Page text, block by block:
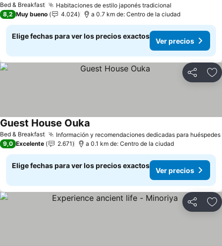
Bed & Breakfast Habitaciones de estilo japonés tradicional
8,2 Muy bueno 4.024 a 0.7 km de: Centro de la ciudad
Elige fechas para ver los precios exactos
Ver precios
Compartir
Bed & Breakfast Información y recomendaciones dedicadas para huéspedes
Guest House Ouka
9,0 Excelente 2.671 a 0.1 km de: Centro de la ciudad
Elige fechas para ver los precios exactos
Ver precios
Compartir